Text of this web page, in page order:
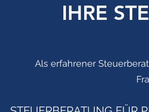
IHRE
Als erfahrener